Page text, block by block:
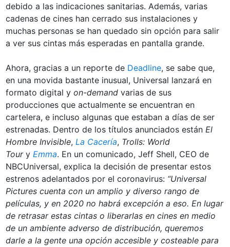
debido a las indicaciones sanitarias. Además, varias
cadenas de cines han cerrado sus instalaciones y
muchas personas se han quedado sin opción para salir
a ver sus cintas más esperadas en pantalla grande.
Ahora, gracias a un reporte de Deadline, se sabe que,
en una movida bastante inusual, Universal lanzará en
formato digital yon-demand varias de sus
producciones que actualmente se encuentran en
cartelera, e incluso algunas que estaban a días de ser
estrenadas. Dentro de los títulos anunciados estánEl
Hombre Invisible,La Cacería, Trolls: World
TouryEmma. En un comunicado, Jeff Shell, CEO de
NBCUniversal, explica la decisión de presentar estos
estrenos adelantados por el coronavirus: “Universal
Pictures cuenta con un amplio y diverso rango de
películas, y en 2020 no habrá excepción a eso. En lugar
de retrasar estas cintas o liberarlas en cines en medio
de un ambiente adverso de distribución, queremos
darle a la gente una opción accesible y costeable para